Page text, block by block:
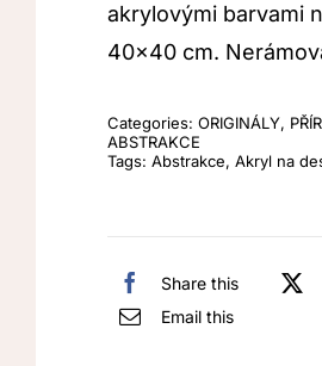
akrylovými barvami
40×40 cm.
Categories: ORIGINÁLY,
ABSTRAKCE
Tags: Abstrakce, Akryl na
Share this
Email this